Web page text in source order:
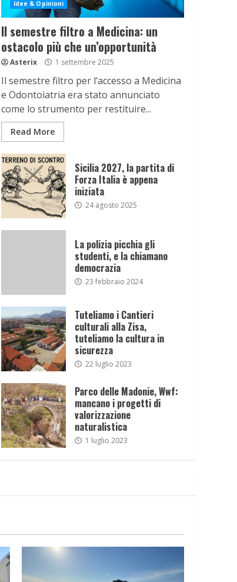
Idee & Opinioni
Il semestre filtro a Medicina: un
ostacolo più che un’opportunità
Asterix 1 settembre 2025
Il semestre filtro per l’accesso a Medicina
e Odontoiatria era stato annunciato
come lo strumento per restituire...
Read More
Sicilia 2027, la partita di
Forza Italia è appena
iniziata
24 agosto 2025
La polizia picchia gli
studenti, e la chiamano
democrazia
23 febbraio 2024
Tuteliamo i Cantieri
culturali alla Zisa,
tuteliamo la cultura in
sicurezza
22 luglio 2023
Parco delle Madonie, Wwf:
mancano i progetti di
valorizzazione
naturalistica
1 luglio 2023